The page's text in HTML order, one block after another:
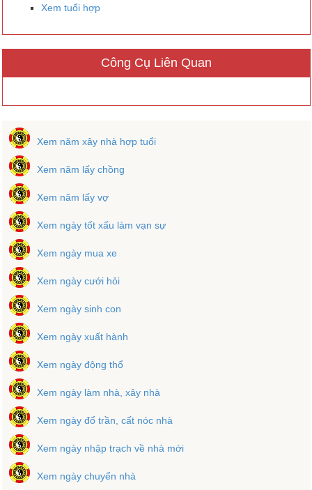
Xem tuổi hợp
Công Cụ Liên Quan
Xem năm xây nhà hợp tuổi
Xem năm lấy chồng
Xem năm lấy vợ
Xem ngày tốt xấu làm vạn sự
Xem ngày mua xe
Xem ngày cưới hỏi
Xem ngày sinh con
Xem ngày xuất hành
Xem ngày động thổ
Xem ngày làm nhà, xây nhà
Xem ngày đổ trần, cất nóc nhà
Xem ngày nhập trạch về nhà mới
Xem ngày chuyển nhà